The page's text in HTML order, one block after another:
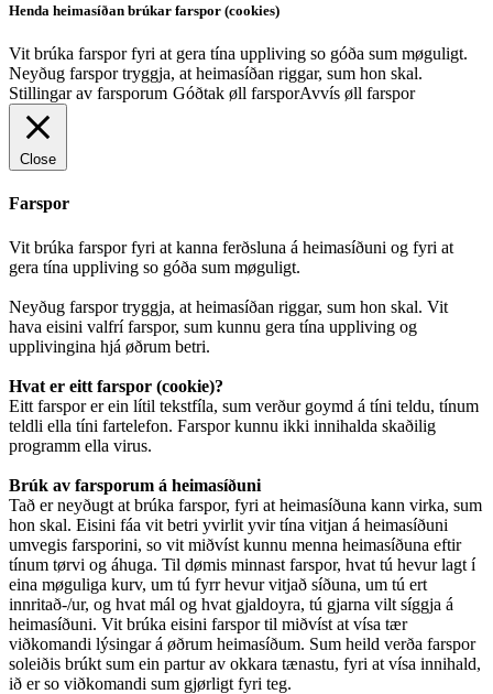
Henda heimasíðan brúkar farspor (cookies)
Vit brúka farspor fyri at gera tína uppliving so góða sum møguligt.
Neyðug farspor tryggja, at heimasíðan riggar, sum hon skal.
Stillingar av farsporum Góðtak øll farsporAvvís øll farspor
Close
Farspor
Vit brúka farspor fyri at kanna ferðsluna á heimasíðuni og fyri at
gera tína uppliving so góða sum møguligt.
Neyðug farspor tryggja, at heimasíðan riggar, sum hon skal. Vit
hava eisini valfrí farspor, sum kunnu gera tína uppliving og
upplivingina hjá øðrum betri.
Hvat er eitt farspor (cookie)?
Eitt farspor er ein lítil tekstfíla, sum verður goymd á tíni teldu, tínum
teldli ella tíni fartelefon. Farspor kunnu ikki innihalda skaðilig
programm ella virus.
Brúk av farsporum á heimasíðuni
Tað er neyðugt at brúka farspor, fyri at heimasíðuna kann virka, sum
hon skal. Eisini fáa vit betri yvirlit yvir tína vitjan á heimasíðuni
umvegis farsporini, so vit miðvíst kunnu menna heimasíðuna eftir
tínum tørvi og áhuga. Til dømis minnast farspor, hvat tú hevur lagt í
eina møguliga kurv, um tú fyrr hevur vitjað síðuna, um tú ert
innritað-/ur, og hvat mál og hvat gjaldoyra, tú gjarna vilt síggja á
heimasíðuni. Vit brúka eisini farspor til miðvíst at vísa tær
viðkomandi lýsingar á øðrum heimasíðum. Sum heild verða farspor
soleiðis brúkt sum ein partur av okkara tænastu, fyri at vísa innihald,
ið er so viðkomandi sum gjørligt fyri teg.